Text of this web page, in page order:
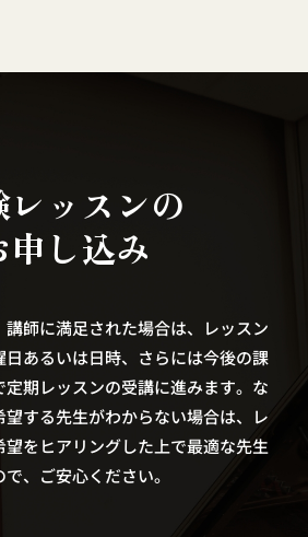
レ ッ ス ンの
申し込み
師に満足された場合は、レッスン
あるいは日時、さらには今後の課
期レッスンの受講に進みます。な
する先生がわからない場合は、レ
をヒアリングした上で最適な先生
、ご安心ください。